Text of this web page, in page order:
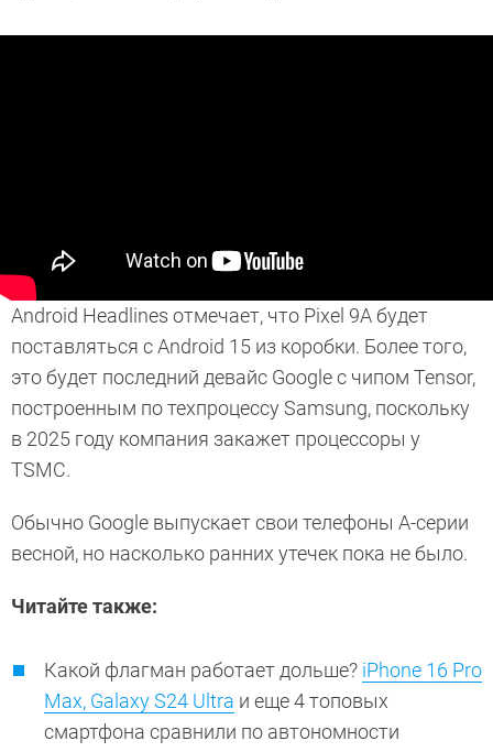
Android Headlines отмечает, что Pixel 9A будет
поставляться с Android 15 из коробки. Более того,
это будет последний девайс Google с чипом Tensor,
построенным по техпроцессу Samsung, поскольку
в 2025 году компания закажет процессоры у
TSMC.
Обычно Google выпускает свои телефоны A-серии
весной, но насколько ранних утечек пока не было.
Читайте также:
Какой флагман работает дольше? iPhone 16 Pro
Max, Galaxy S24 Ultra и еще 4 топовых
смартфона сравнили по автономности